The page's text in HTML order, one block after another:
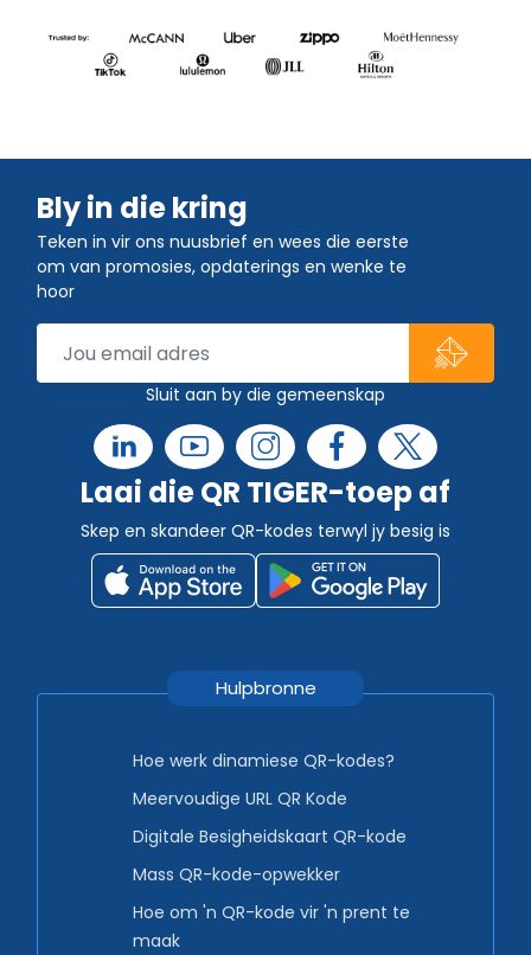
Bly in die kring
Teken in vir ons nuusbrief en wees die eerste
om van promosies, opdaterings en wenke te
hoor
Sluit aan by die gemeenskap
Laai die QR TIGER-toep af
Skep en skandeer QR-kodes terwyl jy besig is
Hulpbronne
Hoe werk dinamiese QR-kodes?
Meervoudige URL QR Kode
Digitale Besigheidskaart QR-kode
Mass QR-kode-opwekker
Hoe om 'n QR-kode vir 'n prent te
maak